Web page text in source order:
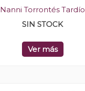
Nanni Torrontés Tardío
SIN STOCK
Ver más